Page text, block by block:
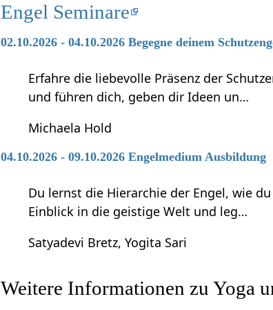
Engel Seminare
02.10.2026 - 04.10.2026 Begegne deinem
Erfahre die liebevolle Präsenz der
und führen dich, geben dir Ideen un…
Michaela Hold
04.10.2026 - 09.10.2026 Engelmedium Ausbildung
Du lernst die Hierarchie der Engel, wie
Einblick in die geistige Welt und leg…
Satyadevi Bretz, Yogita Sari
Weitere Informationen zu Yoga